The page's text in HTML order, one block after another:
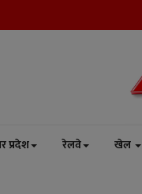
प्रदेश रेलवे खेल